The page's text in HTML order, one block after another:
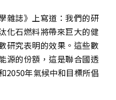
雜誌》上寫道：我們的研
化石燃料將帶來巨大的健
研究表明的效果。這些數
源的份額，這是聯合國透
2050年氣候中和目標所倡